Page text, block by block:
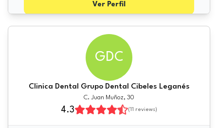
Ver Perfil
GDC
Clinica Dental Grupo Dental Cibeles Leganés
C. Juan Muñoz, 30
4.3 (11 reviews)